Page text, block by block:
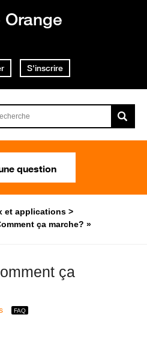
S'inscrire
question
et applications
ça marche? »
ça